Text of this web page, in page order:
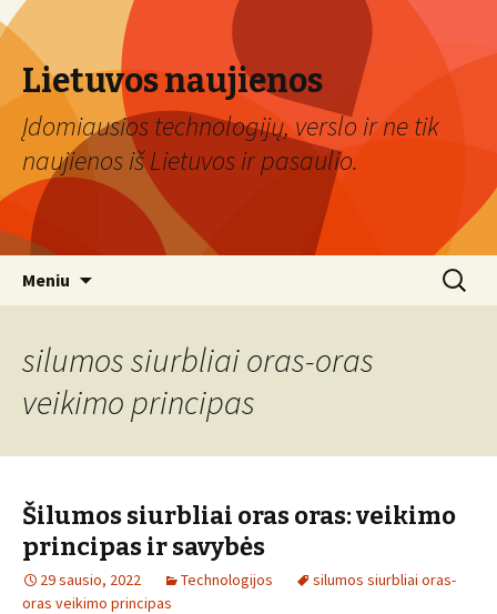
Lietuvos naujienos
Įdomiausios technologijų, verslo ir ne tik
naujienos iš Lietuvos ir pasaulio.
Meniu Ieškoti:
silumos siurbliai oras-oras
veikimo principas
Šilumos siurbliai oras oras: veikimo
principas ir savybės
29 sausio, 2022 Technologijos
silumos siurbliai oras-
oras veikimo principas